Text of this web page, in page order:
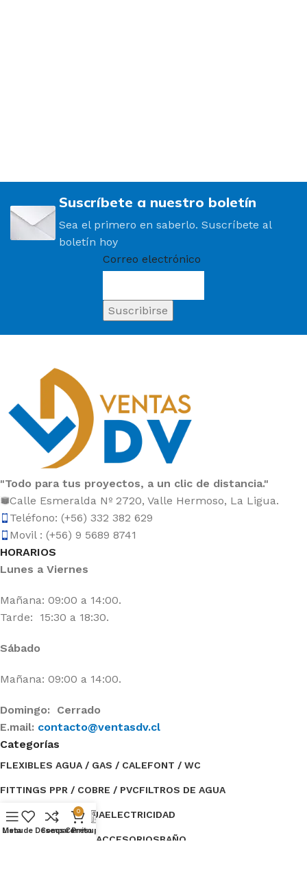
Suscríbete a nuestro boletín
Sea el primero en saberlo. Suscríbete al
boletín hoy
Correo electrónico
"Todo para tus proyectos, a un clic de distancia."
Calle Esmeralda Nº 2720, Valle Hermoso, La Ligua.
Teléfono: (+56) 332 382 629
Movil : (+56) 9 5689 8741
HORARIOS
Lunes a Viernes
Mañana: 09:00 a 14:00.
Tarde: 15:30 a 18:30.
Sábado
Mañana: 09:00 a 14:00.
Domingo: Cerrado
E.mail: contacto@ventasdv.cl
Categorías
FLEXIBLES AGUA / GAS / CALEFONT / WC
FITTINGS PPR / COBRE / PVCFILTROS DE AGUA
ESTANQUES DE AGUAELECTRICIDAD
BOMBAS DE AGUA / ACCESORIOSBAÑO
Menu
Lista de Deseos
Compare
0
Carrito
Presupuesto